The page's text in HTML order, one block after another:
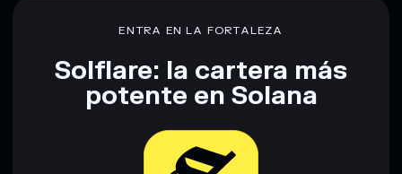
ENTRA EN LA FORTALEZA
Solflare: la cartera más
potente en Solana